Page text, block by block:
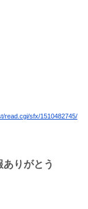
read.cgi/sfx/1510482745/
りがとう